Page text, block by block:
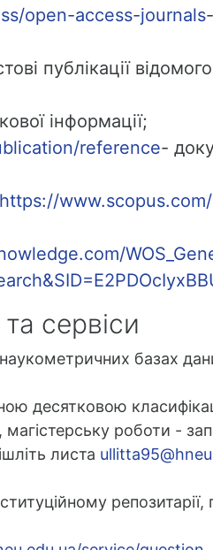
open-access-journals
публікації
інформації;
reference-
https://
сервіси
базах
десятковою
роботи -
листа
репозитарії,